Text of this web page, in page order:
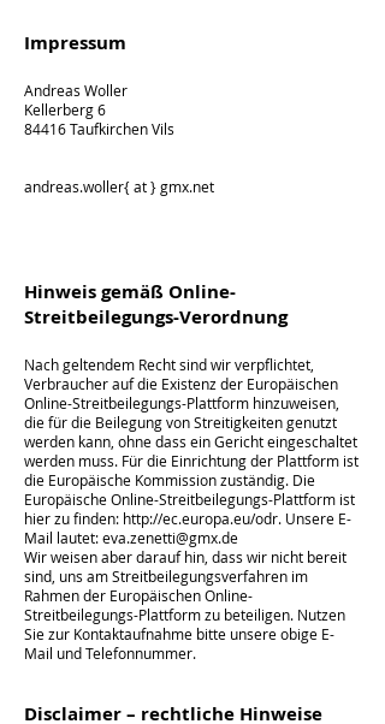
Impressum
Andreas Woller
Kellerberg 6
84416 Taufkirchen Vils
andreas.woller{ at } gmx.net
Hinweis gemäß Online-
Streitbeilegungs-Verordnung
Nach geltendem Recht sind wir verpflichtet,
Verbraucher auf die Existenz der Europäischen
Online-Streitbeilegungs-Plattform hinzuweisen,
die für die Beilegung von Streitigkeiten genutzt
werden kann, ohne dass ein Gericht eingeschaltet
werden muss. Für die Einrichtung der Plattform ist
die Europäische Kommission zuständig. Die
Europäische Online-Streitbeilegungs-Plattform ist
hier zu finden: http://ec.europa.eu/odr. Unsere E-
Mail lautet:eva.zenetti@gmx.de
Wir weisen aber darauf hin, dass wir nicht bereit
sind, uns am Streitbeilegungsverfahren im
Rahmen der Europäischen Online-
Streitbeilegungs-Plattform zu beteiligen. Nutzen
Sie zur Kontaktaufnahme bitte unsere obige E-
Mail und Telefonnummer.
Disclaimer – rechtliche Hinweise